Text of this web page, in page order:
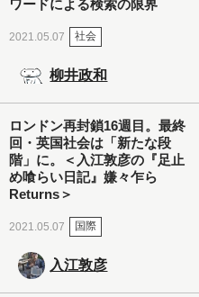
ワードによる検索の限界
2021.05.07 社会
柳井政和
ロンドン再封鎖16週目。最終
回・英国社会は「新たな段
階」に。＜入江敦彦の『足止
め喰らい日記』嫌々乍ら
Returns＞
2021.05.07 国際
入江敦彦